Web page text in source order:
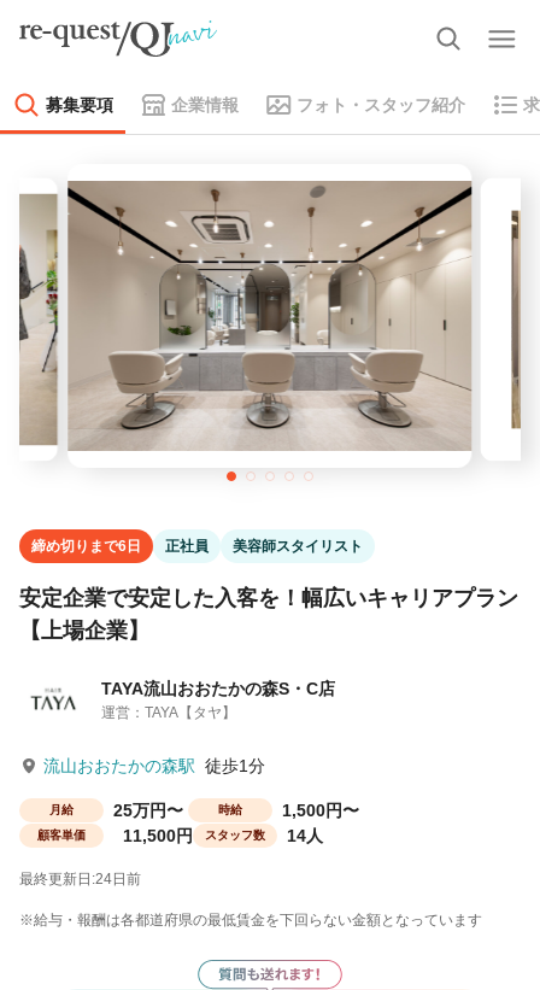
募集要項 企業情報 フォト・スタッフ紹介
締め切りまで6日 正社員 美容師スタイリスト
安定企業で安定した入客を！幅広いキャリアプラン
【上場企業】
TAYA流山おおたかの森S・C店
運営：TAYA【タヤ】
流山おおたかの森駅 徒歩1分
月給 25万円〜 時給 1,500円〜
顧客単価 11,500円 スタッフ数 14人
最終更新日:24日前
※給与・報酬は各都道府県の最低賃金を下回らない金額となっています